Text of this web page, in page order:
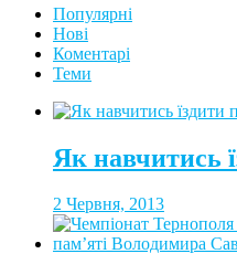
Популярні
Нові
Коментарі
Теми
Як навчитись
2 Червня, 2013